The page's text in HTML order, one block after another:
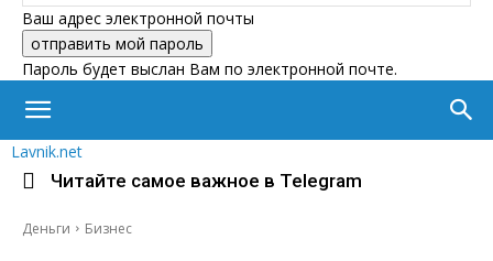
Ваш адрес электронной почты
Пароль будет выслан Вам по электронной почте.
Lavnik.net
Читайте самое важное в Telegram
Деньги Бизнес